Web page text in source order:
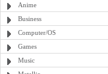
Anime
Business
Computer/OS
Games
Music